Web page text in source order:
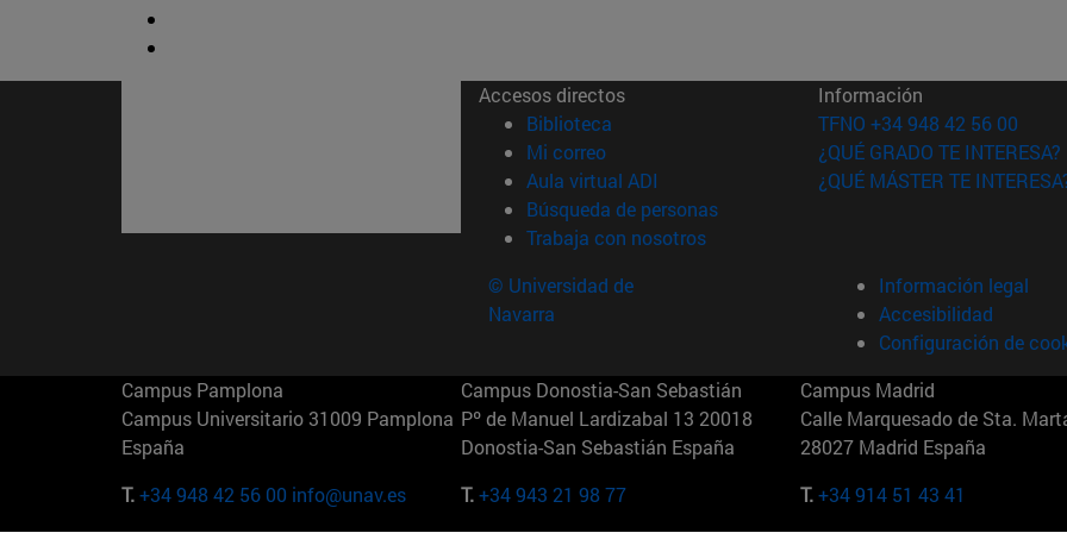
Accesos directos
Biblioteca (abre en nueva ventana)
Mi correo(abre en nueva ventana)
Aula virtual ADI (abre en nueva ventana)
Búsqueda de personas(abre en nueva ventana)
Trabaja con nosotros(abre en nueva ventana)
Información
TFNO +34 948 42 56 00
¿QUÉ GRADO TE INTERESA?
¿QUÉ MÁSTER TE
© Universidad de
Navarra
Información legal
Accesibilidad
Configuración de
Campus Pamplona
Campus Universitario 31009 Pamplona
España
T.+34 948 42 56 00 info@unav.es
Campus Donostia-San Sebastián
Pº de Manuel Lardizabal 13 20018
Donostia-San Sebastián España
T.+34 943 21 98 77
Campus Madrid
Calle Marquesado de Sta.
28027 Madrid España
T.+34 914 51 43 41